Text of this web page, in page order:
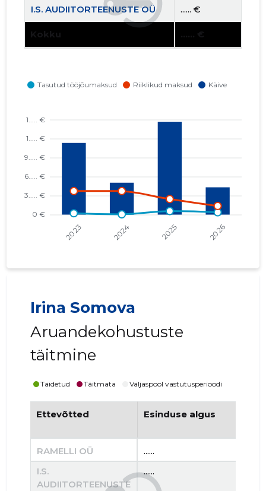
I.S. AUDIITORTEENUSTE OÜ ...... €
Kokku ...... €
Irina Somova
Aruandekohustuste
täitmine
Täidetud Täitmata Väljaspool vastutusperioodi
Ettevõtted Esinduse algus
RAMELLI OÜ ......
I.S.
AUDIITORTEENUSTE
......